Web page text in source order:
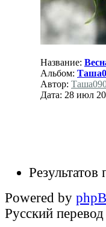
Название:
Альбом:
Автор:
Дата: 28 июл
Powered by
Русский